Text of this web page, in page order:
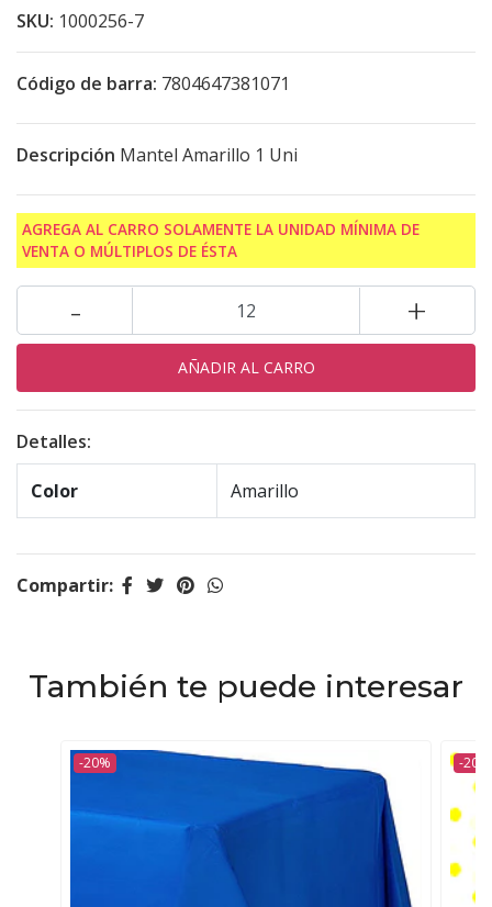
SKU: 1000256-7
Código de barra: 7804647381071
Descripción Mantel Amarillo 1 Uni
AGREGA AL CARRO SOLAMENTE LA UNIDAD MÍNIMA DE
VENTA O MÚLTIPLOS DE ÉSTA
+
-
Detalles:
Color Amarillo
Compartir:
También te puede interesar
-20% -20%